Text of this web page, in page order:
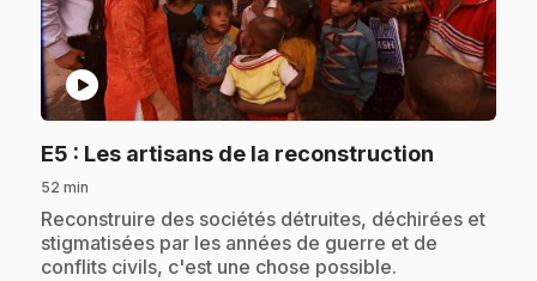
play_circle
E5 : Les artisans de la reconstruction
52 min
.Reconstruire des sociétés détruites, déchirées et
stigmatisées par les années de guerre et de
conflits civils, c'est une chose possible.